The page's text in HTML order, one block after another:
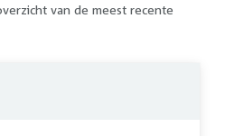
van de meest recente